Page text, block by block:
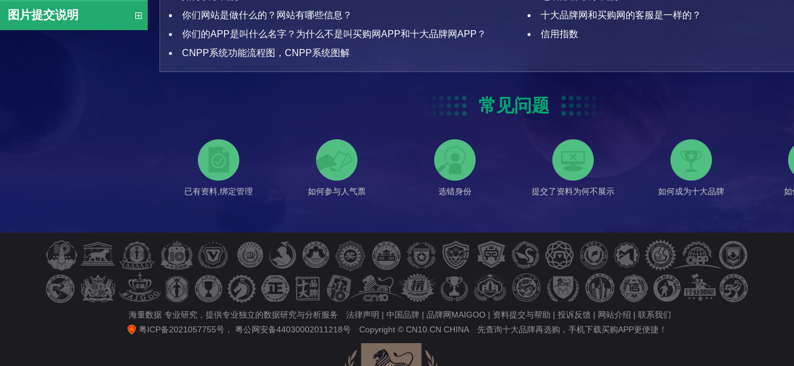
图片提交说明
你们网站是做什么的？网站有哪些信息？
十大品牌网和买购网的客服是一样的？
你们的APP是叫什么名字？为什么不是叫买购网APP和十大品牌网APP？
信用指数
CNPP系统功能流程图，CNPP系统图解
常见问题
已有资料,绑定管理 如何参与人气票 选错身份 提交了资料为何不展示 如何成为十大品牌
海量数据 专业研究，提供专业独立的数据研究与分析服务 法律声明 | 中国品牌 | 品牌网MAIGOO | 资料提交与帮助 | 投诉反馈 | 网站介绍 | 联系我们
粤ICP备2021057755号 ， 粤公网安备44030002011218号 Copyright © CN10.CN CHINA 先查询十大品牌再选购，手机下载买购APP更便捷！